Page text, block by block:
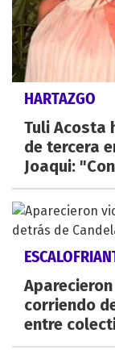
HARTAZGO
Tuli Acosta
de tercera
Joaqui:
corriendo
entre